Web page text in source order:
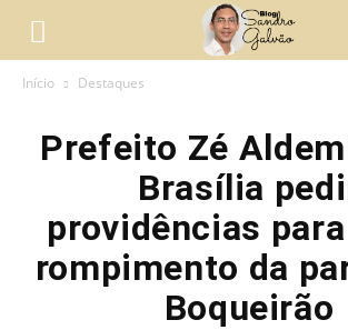
Início Destaques
Prefeito Zé
Brasília
providências
rompimento da
Boqueirão